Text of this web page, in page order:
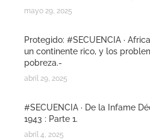
mayo 29, 2025
Protegido: #SECUENCIA ·
un continente rico, y los
pobreza.-
abril 29, 2025
#SECUENCIA · De la Infame
1943 : Parte 1.
abril 4, 2025